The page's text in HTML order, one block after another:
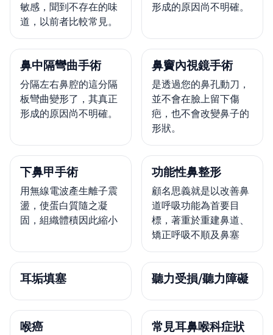
敏感，聞到不存在的味
道，以前者比較常見。
形成的原因尚不明確。
鼻中隔彎曲手術
分隔左右鼻腔的這分隔
板彎曲變形了，其真正
形成的原因尚不明確。
鼻竇內視鏡手術
是透過您的鼻孔動刀，
並不會在臉上留下傷
疤，也不會改變鼻子的
形狀。
下鼻甲手術
用無線電波產生離子震
盪，使蛋白質隨之凝
固，組織體積因此縮小
功能性鼻整形
顧名思義就是以改善鼻
道呼吸功能為首要目
標，著重於重建鼻道、
矯正呼吸不順及鼻塞
耳垢填塞 聽力受損/聽力障礙
喉癌 常見耳鼻喉科症狀